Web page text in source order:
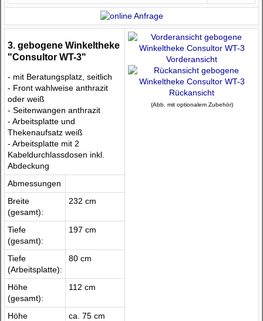
3. gebogene Winkeltheke
"Consultor WT-3"
- mit Beratungsplatz, seitlich
- Front wahlweise anthrazit
oder weiß
- Seitenwangen anthrazit
- Arbeitsplatte und
Thekenaufsatz weiß
- Arbeitsplatte mit 2
Kabeldurchlassdosen inkl.
Abdeckung
Vorderansicht
Rückansicht
(Abb. mit optionalem Zubehör)
Abmessungen
Breite
(gesamt):
232 cm
Tiefe
(gesamt):
197 cm
Tiefe
(Arbeitsplatte):
80 cm
Höhe
(gesamt):
112 cm
Höhe
ca. 75 cm